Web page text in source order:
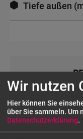
Tiefe außen
Wir nutzen
Hier können Sie
über Sie sammeln. Um
Datenschutzerklärung.